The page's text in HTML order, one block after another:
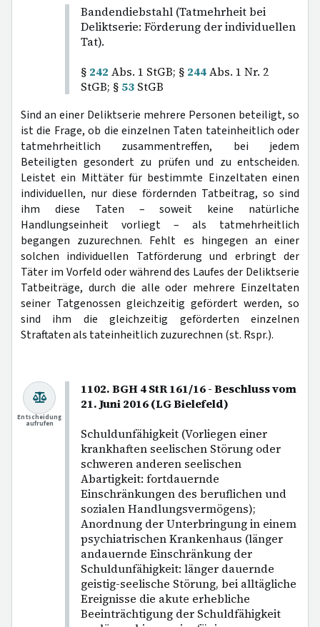
Bandendiebstahl (Tatmehrheit bei
Deliktserie: Förderung der individuellen
Tat).
§ 242 Abs. 1 StGB; § 244Abs. 1 Nr. 2
StGB; § 53 StGB
Sind an einer Deliktserie mehrere Personen beteiligt, so
ist die Frage, ob die einzelnen Taten tateinheitlich oder
tatmehrheitlich zusammentreffen, bei jedem
Beteiligten gesondert zu prüfen und zu entscheiden.
Leistet ein Mittäter für bestimmte Einzeltaten einen
individuellen, nur diese fördernden Tatbeitrag, so sind
ihm diese Taten – soweit keine natürliche
Handlungseinheit vorliegt – als tatmehrheitlich
begangen zuzurechnen. Fehlt es hingegen an einer
solchen individuellen Tatförderung und erbringt der
Täter im Vorfeld oder während des Laufes der Deliktserie
Tatbeiträge, durch die alle oder mehrere Einzeltaten
seiner Tatgenossen gleichzeitig gefördert werden, so
sind ihm die gleichzeitig geförderten einzelnen
Straftaten als tateinheitlich zuzurechnen (st. Rspr.).
1102. BGH 4 StR 161/16 - Beschluss vom
21. Juni 2016 (LG Bielefeld)
Schuldunfähigkeit (Vorliegen einer
krankhaften seelischen Störung oder
schweren anderen seelischen
Abartigkeit: fortdauernde
Einschränkungen des beruflichen und
sozialen Handlungsvermögens);
Anordnung der Unterbringung in einem
psychiatrischen Krankenhaus (länger
andauernde Einschränkung der
Schuldunfähigkeit: länger dauernde
geistig-seelische Störung, bei alltägliche
Ereignisse die akute erhebliche
Beeinträchtigung der Schuldfähigkeit
Entscheidung
aufrufen